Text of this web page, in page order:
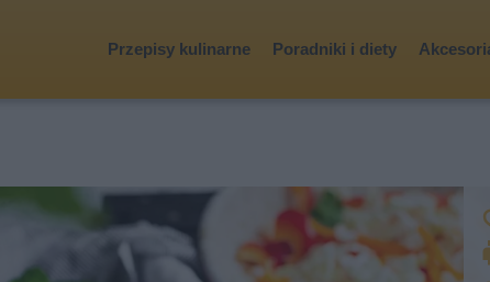
Przepisy kulinarne Poradniki i diety